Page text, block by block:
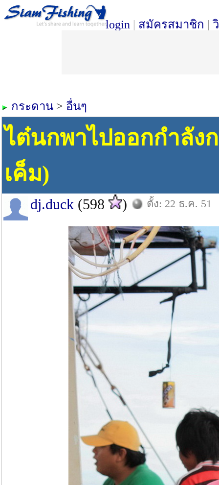
login | สมัครสมาชิก |
กระดาน > อื่นๆ
ไต๋นกพาไปออกกำลัง
เค็ม)
dj.duck (598 ) ตั้ง: 22 ธ.ค. 51